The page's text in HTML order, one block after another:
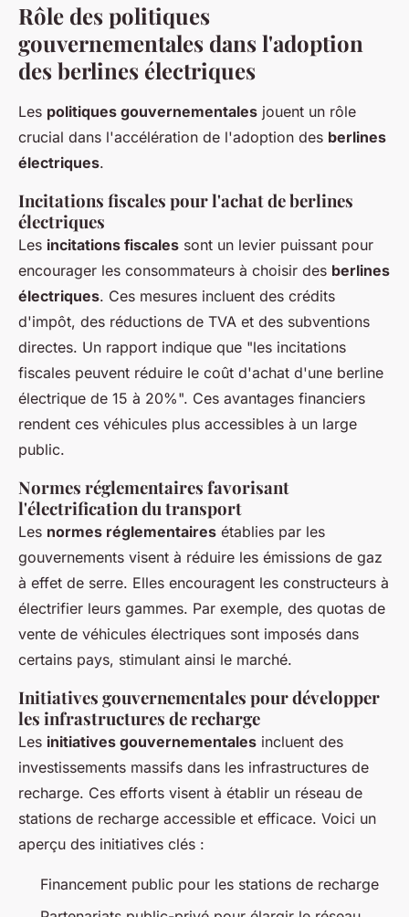
Rôle des politiques
gouvernementales dans l'adoption
des berlines électriques
Les politiques gouvernementales jouent un rôle
crucial dans l'accélération de l'adoption des berlines
électriques.
Incitations fiscales pour l'achat de berlines
électriques
Les incitations fiscales sont un levier puissant pour
encourager les consommateurs à choisir des berlines
électriques. Ces mesures incluent des crédits
d'impôt, des réductions de TVA et des subventions
directes. Un rapport indique que "les incitations
fiscales peuvent réduire le coût d'achat d'une berline
électrique de 15 à 20%". Ces avantages financiers
rendent ces véhicules plus accessibles à un large
public.
Normes réglementaires favorisant
l'électrification du transport
Les normes réglementaires établies par les
gouvernements visent à réduire les émissions de gaz
à effet de serre. Elles encouragent les constructeurs à
électrifier leurs gammes. Par exemple, des quotas de
vente de véhicules électriques sont imposés dans
certains pays, stimulant ainsi le marché.
Initiatives gouvernementales pour développer
les infrastructures de recharge
Les initiatives gouvernementales incluent des
investissements massifs dans les infrastructures de
recharge. Ces efforts visent à établir un réseau de
stations de recharge accessible et efficace. Voici un
aperçu des initiatives clés :
Financement public pour les stations de recharge